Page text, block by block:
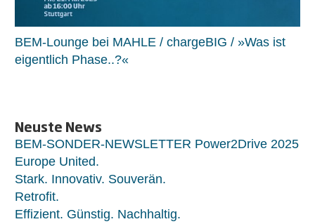
BEM-Lounge bei MAHLE / chargeBIG / »Was ist
eigentlich Phase..?«
Neuste News
BEM-SONDER-NEWSLETTER Power2Drive 2025
Europe United.
Stark. Innovativ. Souverän.
Retrofit.
Effizient. Günstig. Nachhaltig.